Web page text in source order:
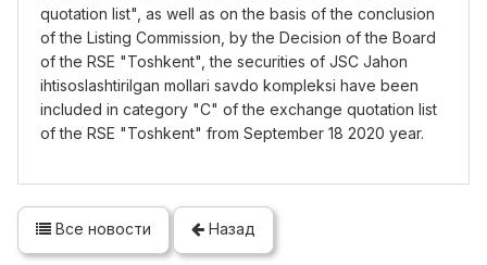
quotation list", as well as on the basis of the conclusion
of the Listing Commission, by the Decision of the Board
of the RSE "Toshkent", the securities of JSC Jahon
ihtisoslashtirilgan mollari savdo kompleksi have been
included in category "C" of the exchange quotation list
of the RSE "Toshkent" from September 18 2020 year.
Все новости Назад